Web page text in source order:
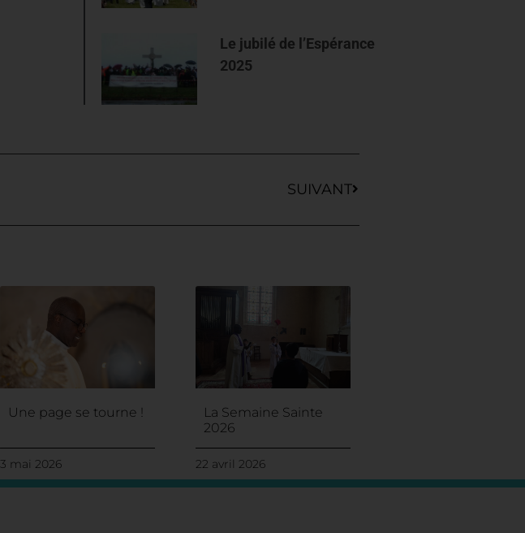
Le jubilé de l’Espérance
2025
SUIVANT
Une page se tourne !
3 mai 2026
La Semaine Sainte
2026
22 avril 2026